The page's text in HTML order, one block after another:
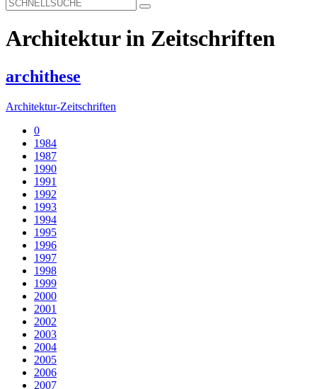
Architektur in Zeitschriften
archithese
Architektur-Zeitschriften
0
1984
1987
1990
1991
1992
1993
1994
1995
1996
1997
1998
1999
2000
2001
2002
2003
2004
2005
2006
2007